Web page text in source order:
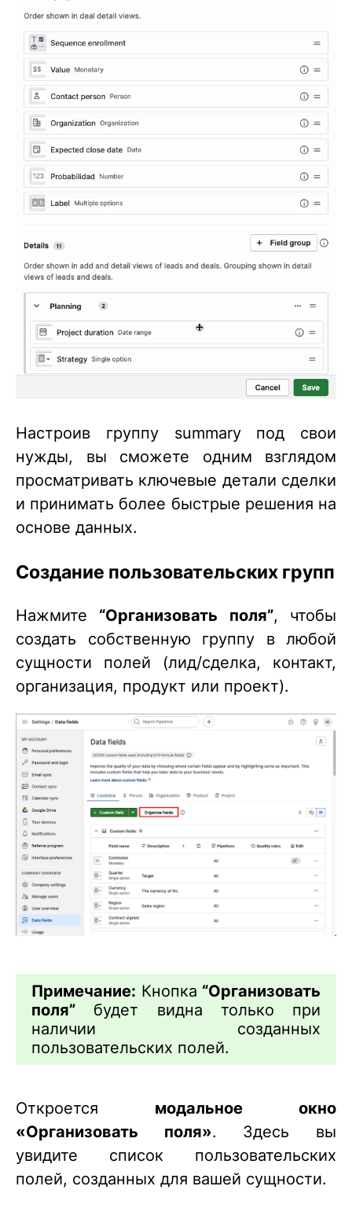
Настроив группу summary под свои
нужды, вы сможете одним взглядом
просматривать ключевые детали сделки
и принимать более быстрые решения на
основе данных.
Создание пользовательских групп
Нажмите “Организовать поля”, чтобы
создать собственную группу в любой
сущности полей (лид/сделка, контакт,
организация, продукт или проект).
Примечание: Кнопка “Организовать
поля” будет видна только при
наличии созданных
пользовательских полей.
Откроется модальное окно
«Организовать поля». Здесь вы
увидите список пользовательских
полей, созданных для вашей сущности.